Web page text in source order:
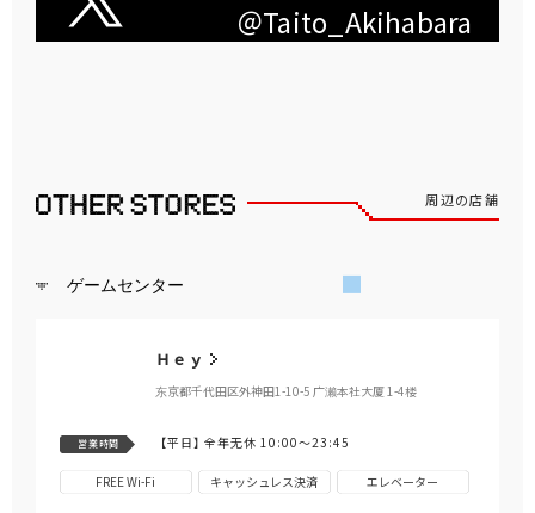
＠Taito_Akihabara
周辺の店舗
ゲームセンター
Ｈｅｙ
东京都千代田区外神田1-10-5 广濑本社大厦 1-4楼
営業時間 【平日】全年无休 10:00～23:45
FREE Wi-Fi キャッシュレス決済 エレベーター